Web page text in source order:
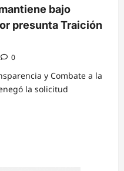
bajo
presunta Traición
0
y Combate a la
la solicitud